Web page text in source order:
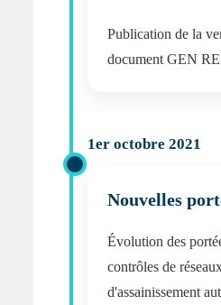
Publication de la
document GEN
1er octobre 2021
Nouvelles
Évolution des
contrôles de
d'assainissement